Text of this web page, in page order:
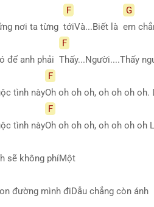
nơi ta từng
F
tớiVà...Biết là
G
em
để anh phải
F
Thấy...Người....Thấy
tình này
F
Oh oh oh oh, oh oh oh oh.
tình này
F
Oh oh oh oh, oh oh oh oh
sẽ không phíMột
đường mình điDẫu chẳng còn ánh